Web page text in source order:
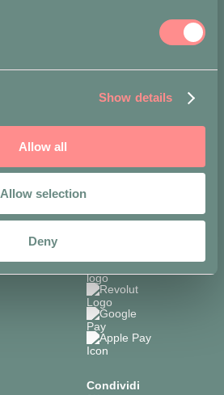
Show details
Allow all
Allow selection
Deny
Condividi